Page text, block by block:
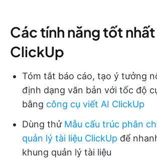
Các tính năng tốt
ClickUp
Tóm tắt báo cáo, tạo ý tưởng
định dạng văn bản với tốc độ
bằng công cụ viết AI ClickUp
Dùng thử Mẫu cấu trúc phân
quản lý tài liệu ClickUp để
khung quản lý tài liệu